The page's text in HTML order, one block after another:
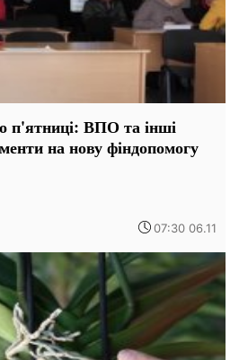
п'ятниці: ВПО та інші
на нову фіндопомогу
07:30 06.11